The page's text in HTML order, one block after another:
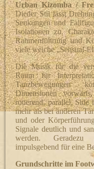
Urban Kizomba /
Dieder Stil lässt
Senkungen und
Isolationen zu.
Rahmenführung und
viele weiche „Sensual-
Die Musik für die
Raum für
Tanzbewegungen
Dimensionen
rotierend, parallel, Side
mehr als bei anderen
und oder
Signale deutlich und
werden.
impulsgebend für eine
Grundschritte im